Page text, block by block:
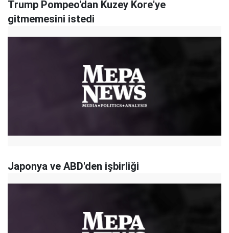
Trump Pompeo'dan Kuzey Kore'ye
gitmemesini istedi
Japonya ve ABD'den işbirliği